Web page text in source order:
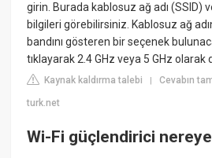
girin. Burada kablosuz ağ adı (SSID)
bilgileri görebilirsiniz. Kablosuz ağ
bandını gösteren bir seçenek
tıklayarak 2.4 GHz veya 5 GHz olarak
Kaynak kaldırma talebi |Cevabın
turk.net
Wi-Fi güçlendirici nereye